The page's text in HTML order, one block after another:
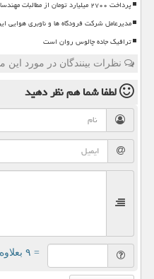
پرداخت ۲۷۰۰ میلیارد تومان از مطالبات مهندسان مشاور راه و راه آهن
مدیرعامل شرکت فرودگاه ها و ناوبری هوایی
ترافیک جاده چالوس روان است
نظرات بینندگان در مورد
لطفا شما همنظر دهید
= ۹ بعلاوه ۳